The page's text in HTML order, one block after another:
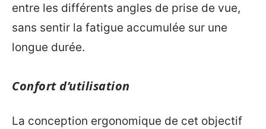
entre les différents angles de prise de vue,
sans sentir la fatigue accumulée sur une
longue durée.
Confort d’utilisation
La conception ergonomique de cet objectif